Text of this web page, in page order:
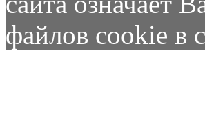
файлов cookie в